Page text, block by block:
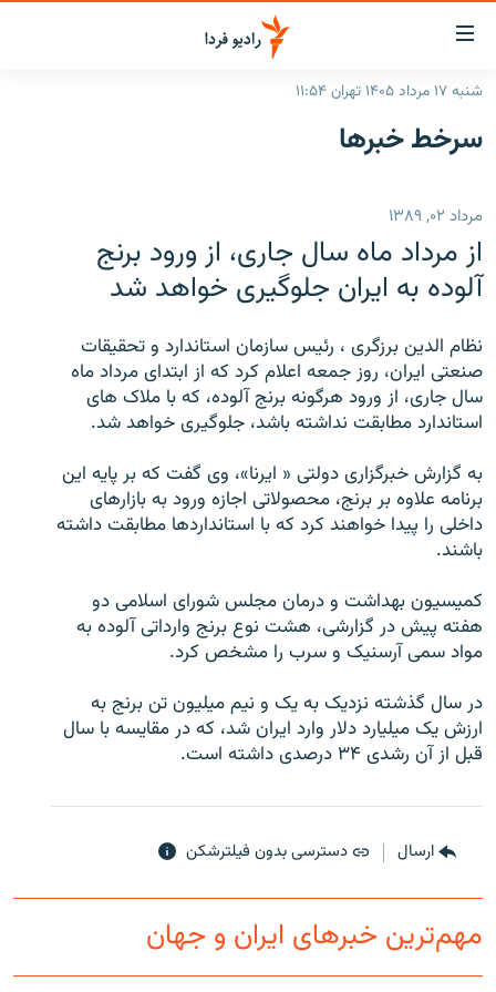
لینک‌های
قابلیت
دسترسی
بازگشت
اصلی
رفتن
به
صفحه
ایران
انتخاب کنید و بشنوید
فرکانس‌ها
پادکست
گزارش‌های تصویری
گزارش‌های ویدئویی
زنان فردا
English
به ما بپیوندید
زبان‌های دیگر
شنبه ۱۷ مرداد ۱۴۰۵ تهران ۱۱:۵۴
سرخط‌ خبرها
مرداد ۰۲, ۱۳۸۹
از مرداد ماه سال جاری، از ورود برنج
آلوده به ايران جلوگيری خواهد شد
نظام الدين برزگری ، رئيس سازمان استاندارد و تحقيقات
صنعتی ايران، روز جمعه اعلام کرد که از ابتدای مرداد ماه
سال جاری، از ورود هرگونه برنج آلوده، که با ملاک های
استاندارد مطابقت نداشته باشد، جلوگيری خواهد شد.
به گزارش خبرگزاری دولتی « ايرنا»، وی گفت که بر پايه ‌اين
برنامه علاوه بر برنج،‌ محصولاتی اجازه ورود به بازارهای
داخلی را پيدا خواهند کرد که با استانداردها مطابقت داشته
باشند.
کميسيون بهداشت و درمان مجلس شورای اسلامی دو
هفته پيش در گزارشی، هشت نوع برنج وارداتی آلوده به
مواد سمی آرسنيک و سرب را مشخص کرد.
در سال گذشته نزديک به يک و نيم ميليون تن برنج به
ارزش يک ميليارد دلار وارد ايران شد، که در مقايسه با سال
قبل از آن رشدی ۳۴ درصدی داشته است.
ارسال دسترسی بدون فیلترشکن
مهم‌ترین خبرهای ایران و جهان